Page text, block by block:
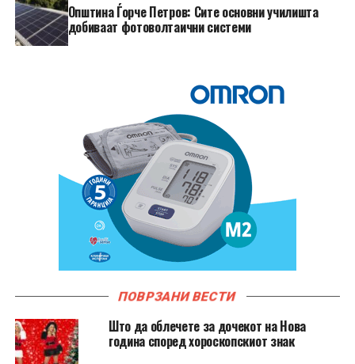
Општина Ѓорче Петров: Сите основни училишта
добиваат фотоволтаични системи
ПОВРЗАНИ ВЕСТИ
Што да облечете за дочекот на Нова
година според хороскопскиот знак